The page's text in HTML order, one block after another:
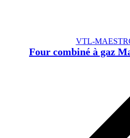
VTL-
Four combiné à gaz